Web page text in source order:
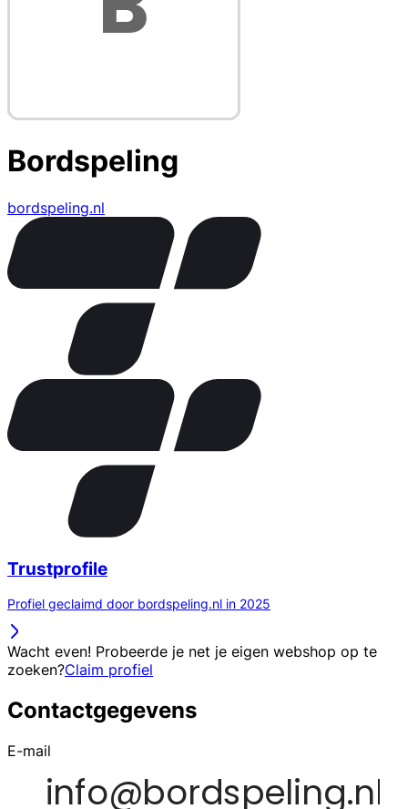
Bordspeling
bordspeling.nl
Trustprofile
Profiel geclaimd door bordspeling.nl in 2025
Wacht even! Probeerde je net je eigen webshop op te
zoeken?Claim profiel
Contactgegevens
E-mail